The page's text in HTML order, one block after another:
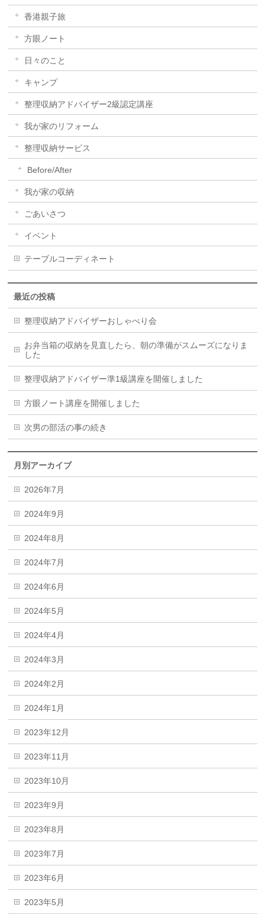
香港親子旅
方眼ノート
日々のこと
キャンプ
整理収納アドバイザー2級認定講座
我が家のリフォーム
整理収納サービス
Before/After
我が家の収納
ごあいさつ
イベント
テーブルコーディネート
最近の投稿
整理収納アドバイザーおしゃべり会
お弁当箱の収納を見直したら、朝の準備がスムーズになりま
した
整理収納アドバイザー準1級講座を開催しました
方眼ノート講座を開催しました
次男の部活の事の続き
月別アーカイブ
2026年7月
2024年9月
2024年8月
2024年7月
2024年6月
2024年5月
2024年4月
2024年3月
2024年2月
2024年1月
2023年12月
2023年11月
2023年10月
2023年9月
2023年8月
2023年7月
2023年6月
2023年5月